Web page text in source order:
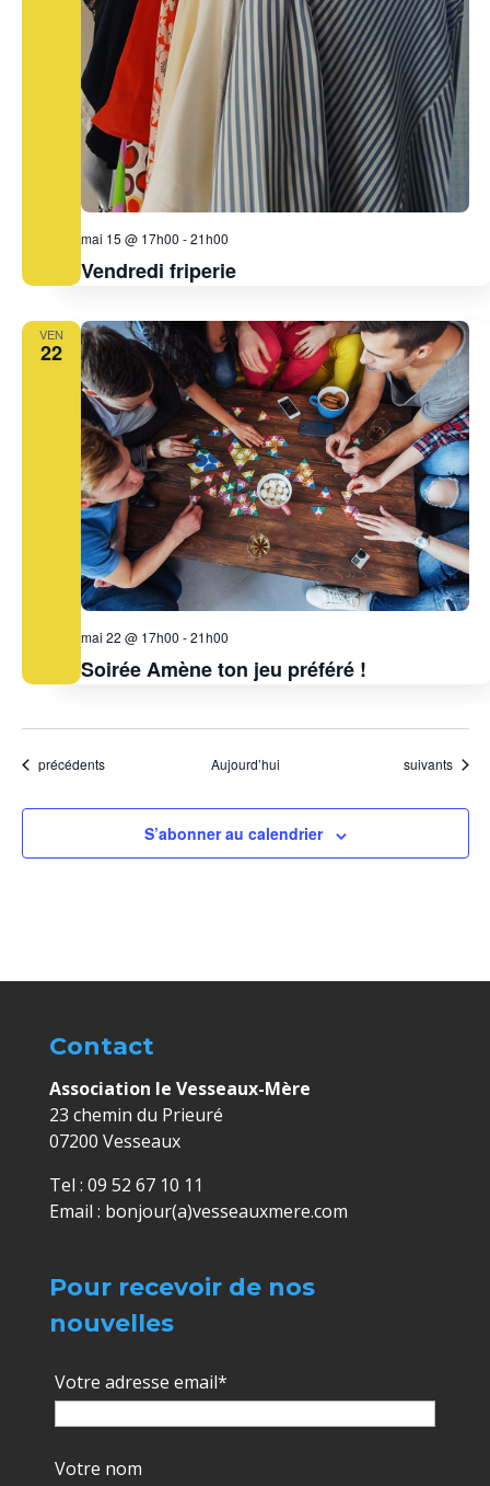
Vendredi friperie
mai 15 @ 17h00 -21h00
VEN
22
Soirée Amène ton jeu préféré !
mai 22 @ 17h00 -21h00
Évènements
précédents Aujourd’hui Évènements
suivants
S’abonner au calendrier
Contact
Association le Vesseaux-Mère
23 chemin du Prieuré
07200 Vesseaux
Tel : 09 52 67 10 11
Email : bonjour(a)vesseauxmere.com
Pour recevoir de nos
nouvelles
Votre adresse email*
Votre nom